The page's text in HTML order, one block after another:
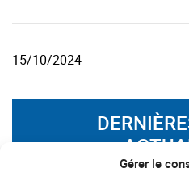
Gérer le
15/10/2024